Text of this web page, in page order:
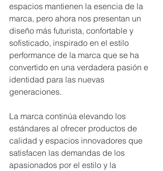
espacios mantienen la esencia de la
marca, pero ahora nos presentan un
diseño más futurista, confortable y
sofisticado, inspirado en el estilo
performance de la marca que se ha
convertido en una verdadera pasión e
identidad para las nuevas
generaciones.
La marca continúa elevando los
estándares al ofrecer productos de
calidad y espacios innovadores que
satisfacen las demandas de los
apasionados por el estilo y la